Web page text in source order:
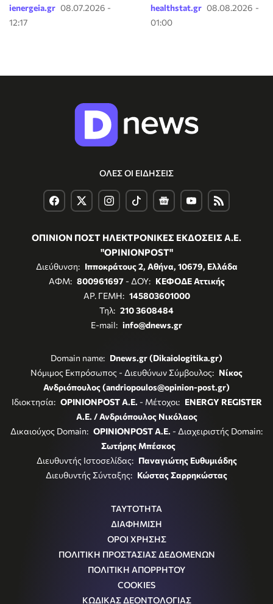
ienergeia.gr 08.07.2026 -
12:17
healthstat.gr 08.08.2026 -
01:00
ΟΛΕΣ ΟΙ ΕΙΔΗΣΕΙΣ
ΟΠΙΝΙΟΝ ΠΟΣΤ ΗΛΕΚΤΡΟΝΙΚΕΣ ΕΚΔΟΣΕΙΣ Α.Ε.
"OPINIONPOST"
Διεύθυνση: Ιπποκράτους 2, Αθήνα, 10679, Ελλάδα
ΑΦΜ: 800961697- ΔΟΥ: ΚΕΦΟΔΕ Αττικής
ΑΡ. ΓΕΜΗ: 145803601000
Τηλ: 210 3608484
E-mail: info@dnews.gr
Domain name: Dnews.gr (Dikaiologitika.gr)
Νόμιμος Εκπρόσωπος - Διευθύνων Σύμβουλος: Νίκος
Ανδριόπουλος (andriopoulos@opinion-post.gr)
Ιδιοκτησία: OPINIONPOST A.E. - Μέτοχοι: ENERGY REGISTER
Α.Ε. / Ανδριόπουλος Νικόλαος
Δικαιούχος Domain: OPINIONPOST A.E. - Διαχειριστής Domain:
Σωτήρης Μπέσκος
Διευθυντής Ιστοσελίδας: Παναγιώτης Ευθυμιάδης
Διευθυντής Σύνταξης: Κώστας Σαρρηκώστας
ΤΑΥΤΟΤΗΤΑ
ΔΙΑΦΗΜΙΣΗ
ΟΡΟΙ ΧΡΗΣΗΣ
ΠΟΛΙΤΙΚΗ ΠΡΟΣΤΑΣΙΑΣ ΔΕΔΟΜΕΝΩΝ
ΠΟΛΙΤΙΚΗ ΑΠΟΡΡΗΤΟΥ
COOKIES
ΚΩΔΙΚΑΣ ΔΕΟΝΤΟΛΟΓΙΑΣ